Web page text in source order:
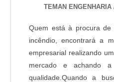
TEMAN ENGENHARIA
Quem está à procura de
incêndio, encontrará a
empresarial realizando
mercado e achando
qualidade.Quando a